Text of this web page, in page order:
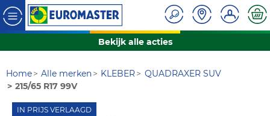
Bekijk alle acties
Home Alle merken KLEBER
QUADRAXER SUV
215/65 R17 99V
IN PRIJS VERLAAGD